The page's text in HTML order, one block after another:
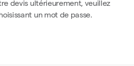
devis ultérieurement, veuillez
un mot de passe.